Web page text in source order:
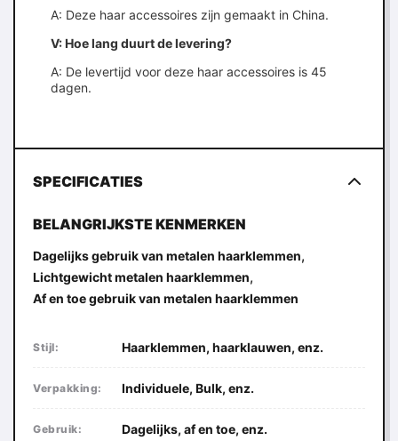
A: Deze haar accessoires zijn gemaakt in China.
V: Hoe lang duurt de levering?
A: De levertijd voor deze haar accessoires is 45
dagen.
SPECIFICATIES
BELANGRIJKSTE KENMERKEN
Dagelijks gebruik van metalen haarklemmen,
Lichtgewicht metalen haarklemmen,
Af en toe gebruik van metalen haarklemmen
Stijl: Haarklemmen, haarklauwen, enz.
Verpakking: Individuele, Bulk, enz.
Gebruik: Dagelijks, af en toe, enz.